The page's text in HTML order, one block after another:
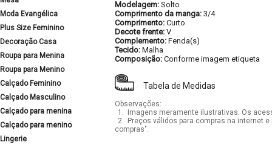
Moda Evangélica
Plus Size Feminino
Decoração Casa
Roupa para Menina
Roupa para Menino
Calçado Feminino
Calçado Masculino
Calçado para menina
Calçado para menino
Lingerie
Modelagem: Solto
Comprimento da manga: 3/4
Comprimento: Curto
Decote frente: V
Complemento: Fenda(s)
Tecido: Malha
Composição: Conforme imagem etiqueta
Tabela de Medidas
Observações:
1.
Imagens meramente ilustrativas. Os
2.
Preços válidos para compras na internet
compras".